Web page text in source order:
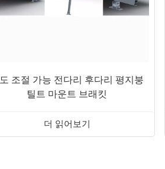
조절 가능 전다리 후다리 평지붕
틸트 마운트 브래킷
더 읽어보기